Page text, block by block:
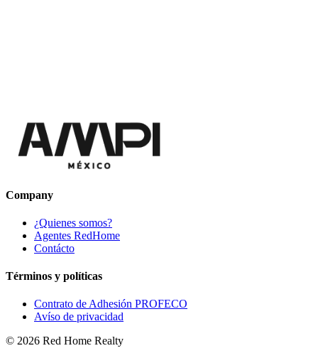
Company
¿Quienes somos?
Agentes RedHome
Contácto
Términos y políticas
Contrato de Adhesión PROFECO
Avíso de privacidad
© 2026 Red Home Realty